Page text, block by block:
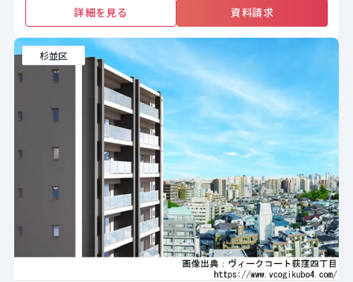
詳細を見る 資料請求
杉並区